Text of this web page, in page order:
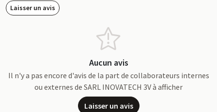
Laisser un avis
Aucun avis
Il n'y a pas encore d'avis de la part de collaborateurs internes
ou externes de SARL INOVATECH 3V à afficher
Laisser un avis